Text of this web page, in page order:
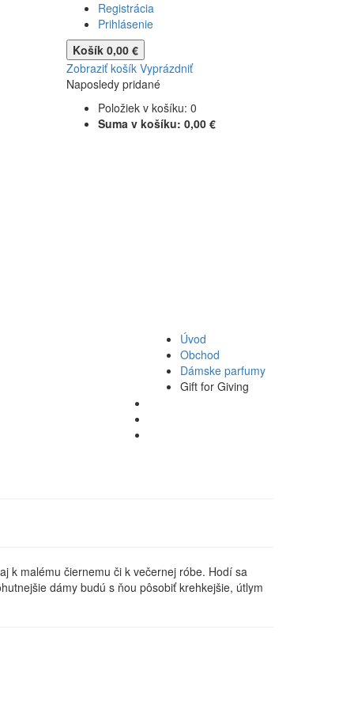
Registrácia
Prihlásenie
Košík 0,00 €
Zobraziť košík Vyprázdniť
Naposledy pridané
Položiek v košíku: 0
Suma v košíku: 0,00 €
Úvod
Obchod
Dámske parfumy
Gift for Giving
k malému čiernemu či k večernej róbe. Hodí sa
dámy budú s ňou pôsobiť krehkejšie, útlym